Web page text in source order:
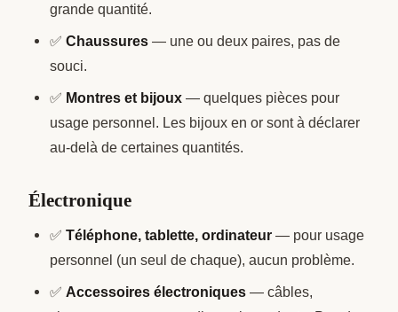
grande quantité.
✅ Chaussures — une ou deux paires, pas de
souci.
✅ Montres et bijoux — quelques pièces pour
usage personnel. Les bijoux en or sont à déclarer
au-delà de certaines quantités.
Électronique
✅ Téléphone, tablette, ordinateur — pour usage
personnel (un seul de chaque), aucun problème.
✅ Accessoires électroniques — câbles,